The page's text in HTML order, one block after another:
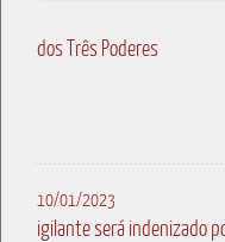
dos Três Poderes
10/01/2023
igilante será indenizado